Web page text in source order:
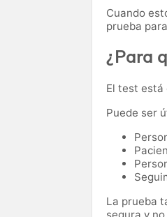
Cuando
prueba
¿Para
El test está
Puede ser
La prueba
segura y